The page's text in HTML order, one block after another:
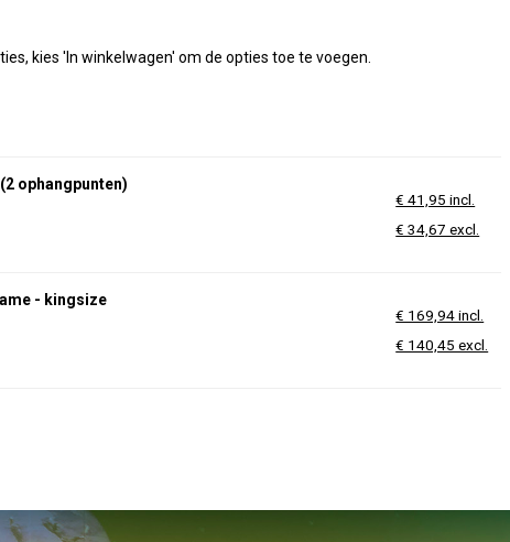
kies 'In winkelwagen' om de opties toe te voegen.
ophangpunten)
€ 41,95 incl.
€ 34,67 excl.
- kingsize
€ 169,94 incl.
€ 140,45 excl.